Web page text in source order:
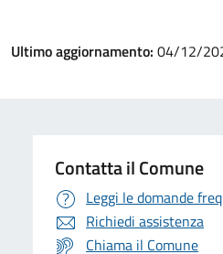
Ultimo aggiornamento: 04/12/
Contatta il Comune
Leggi le domande
Richiedi assistenza
Chiama il Comune